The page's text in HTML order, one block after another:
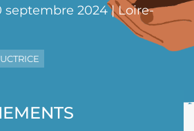
septembre 2024 | Loire-